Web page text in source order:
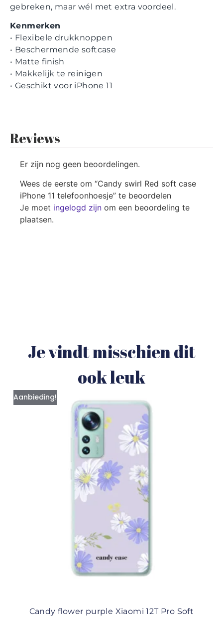
gebreken, maar wél met extra voordeel.
Kenmerken
• Flexibele drukknoppen
• Beschermende softcase
• Matte finish
• Makkelijk te reinigen
• Geschikt voor iPhone 11
Reviews
Er zijn nog geen beoordelingen.
Wees de eerste om “Candy swirl Red soft case
iPhone 11 telefoonhoesje” te beoordelen
Je moet ingelogd zijn om een beoordeling te
plaatsen.
Je vindt misschien dit
ook leuk
Aanbieding!
Candy flower purple Xiaomi 12T Pro Soft